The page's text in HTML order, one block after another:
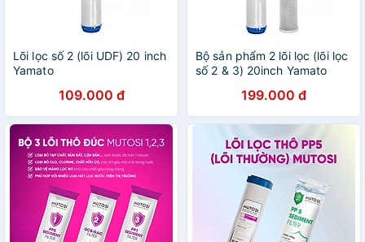
Lõi lọc số 2 (lõi UDF) 20 inch
Yamato
109.000 đ
Bộ sản phẩm 2 lõi lọc (lõi lọc
số 2 & 3) 20inch Yamato
199.000 đ